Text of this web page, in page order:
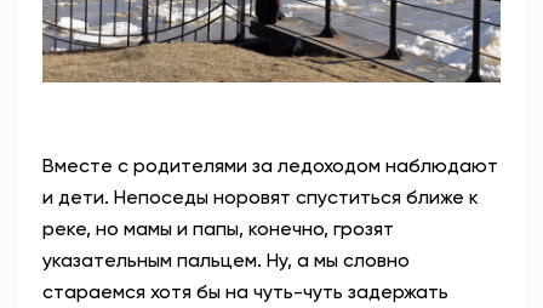
Вместе с родителями за ледоходом наблюдают
и дети. Непоседы норовят спуститься ближе к
реке, но мамы и папы, конечно, грозят
указательным пальцем. Ну, а мы словно
стараемся хотя бы на чуть-чуть задержать